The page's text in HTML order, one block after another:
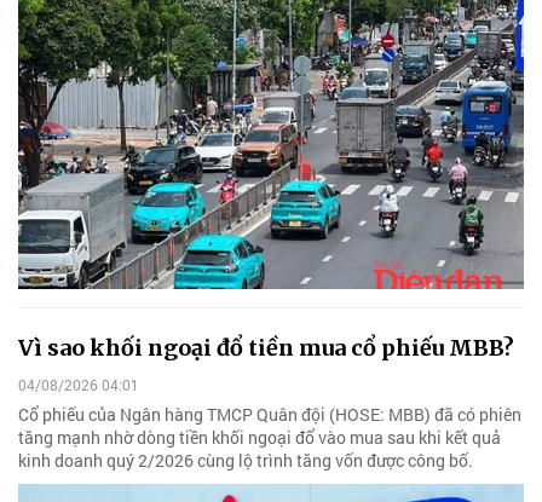
Vì sao khối ngoại đổ tiền mua cổ phiếu MBB?
04/08/2026 04:01
Cổ phiếu của Ngân hàng TMCP Quân đội (HOSE: MBB) đã có phiên
tăng mạnh nhờ dòng tiền khối ngoại đổ vào mua sau khi kết quả
kinh doanh quý 2/2026 cùng lộ trình tăng vốn được công bố.